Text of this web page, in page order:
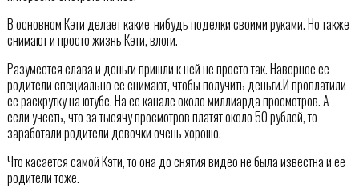
В основном Кэти делает какие-нибудь поделки своими руками. Но также
снимают и просто жизнь Кэти, влоги.
Разумеется слава и деньги пришли к ней не просто так. Наверное ее
родители специально ее снимают, чтобы получить деньги.И проплатили
ее раскрутку на ютубе. На ее канале около миллиарда просмотров. А
если учесть, что за тысячу просмотров платят около 50 рублей, то
заработали родители девочки очень хорошо.
Что касается самой Кэти, то она до снятия видео не была известна и ее
родители тоже.